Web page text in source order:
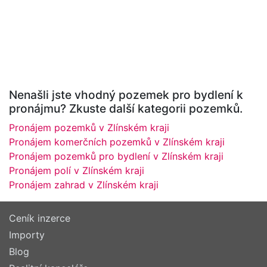
Nenašli jste vhodný pozemek pro bydlení k
pronájmu? Zkuste další kategorii pozemků.
Pronájem pozemků v Zlínském kraji
Pronájem komerčních pozemků v Zlínském kraji
Pronájem pozemků pro bydlení v Zlínském kraji
Pronájem polí v Zlínském kraji
Pronájem zahrad v Zlínském kraji
Ceník inzerce
Importy
Blog